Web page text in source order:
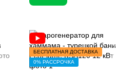
БЕСПЛАТНАЯ ДОСТАВКА
0% РАССРОЧКА